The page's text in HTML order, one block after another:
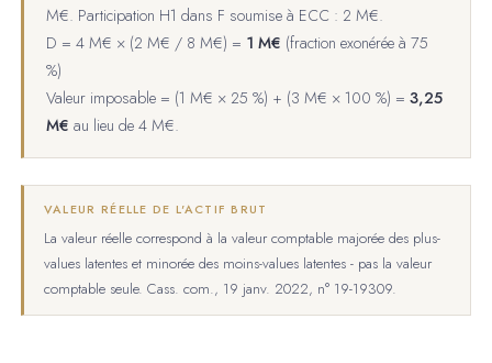
M€. Participation H1 dans F soumise à ECC : 2 M€.
D = 4 M€ × (2 M€ / 8 M€) = 1 M€ (fraction exonérée à 75
%)
Valeur imposable = (1 M€ × 25 %) + (3 M€ × 100 %) =3,25
M€ au lieu de 4 M€.
VALEUR RÉELLE DE L'ACTIF BRUT
La valeur réelle correspond à la valeur comptable majorée des plus-
values latentes et minorée des moins-values latentes - pas la valeur
comptable seule. Cass. com., 19 janv. 2022, n° 19-19309.